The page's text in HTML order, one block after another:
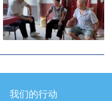
我们的行动